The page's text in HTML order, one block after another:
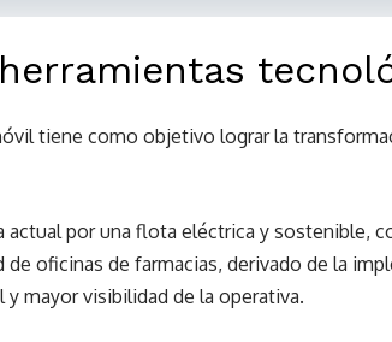
tiene como objetivo lograr la
por una flota eléctrica y sostenible,
oficinas de farmacias, derivado de la
mayor visibilidad de la operativa.